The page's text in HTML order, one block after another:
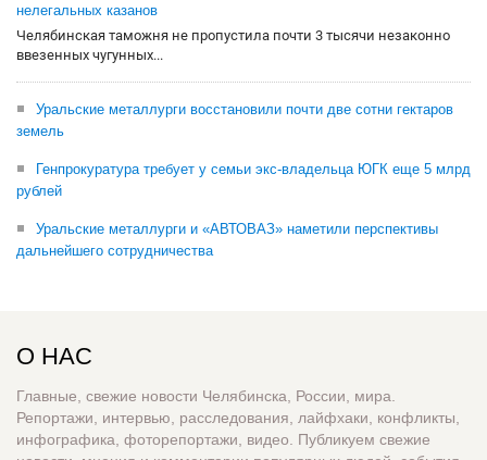
нелегальных казанов
Челябинская таможня не пропустила почти 3 тысячи незаконно
ввезенных чугунных...
Уральские металлурги восстановили почти две сотни гектаров
земель
Генпрокуратура требует у семьи экс-владельца ЮГК еще 5 млрд
рублей
Уральские металлурги и «АВТОВАЗ» наметили перспективы
дальнейшего сотрудничества
О НАС
Главные, свежие новости Челябинска, России, мира.
Репортажи, интервью, расследования, лайфхаки, конфликты,
инфографика, фоторепортажи, видео. Публикуем свежие